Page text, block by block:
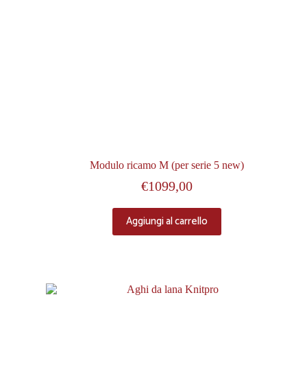
Modulo ricamo M (per serie 5 new)
€1099,00
Aggiungi al carrello